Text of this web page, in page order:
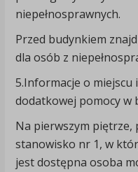
niepełnosprawnych.
Przed budynkiem
dla osób z
5.Informacje o miejscu
dodatkowej pomocy w
Na pierwszym piętrze,
stanowisko nr 1, w
jest dostępna osoba